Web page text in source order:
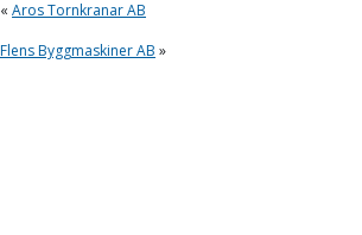
« Aros Tornkranar AB
Flens Byggmaskiner AB »